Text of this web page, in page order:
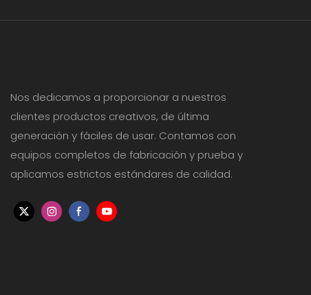
Nos dedicamos a proporcionar a nuestros
clientes productos creativos, de última
generación y fáciles de usar. Contamos con
equipos completos de fabricación y prueba y
aplicamos estrictos estándares de calidad.